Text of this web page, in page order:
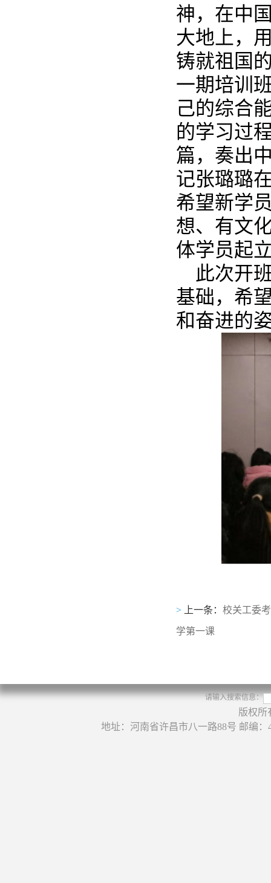
神，在中
大地上，
铸就祖国
一期培训
己的综合
的学习过
篇，奏出
记张璐璐
希望新学
想、有文
体学员起
此次开
基础 ，希
和奋进的
> 上一条： 校关工委
学第一课
请输入搜索信息：
版权所
地址：河南省许昌市八一路88号 邮编：